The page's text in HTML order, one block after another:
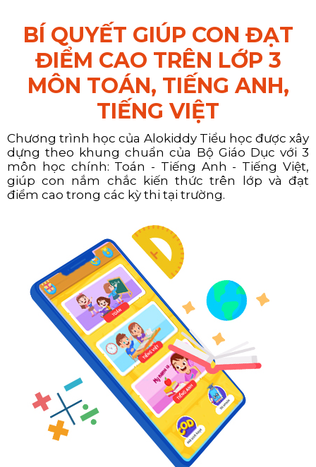
BÍ QUYẾT GIÚP CON ĐẠT
ĐIỂM CAO TRÊN LỚP 3
MÔN TOÁN, TIẾNG ANH,
TIẾNG VIỆT
Chương trình học của Alokiddy Tiểu học được xây
dựng theo khung chuẩn của Bộ Giáo Dục với 3
môn học chính: Toán - Tiếng Anh - Tiếng Việt,
giúp con nắm chắc kiến thức trên lớp và đạt
điểm cao trong các kỳ thi tại trường.